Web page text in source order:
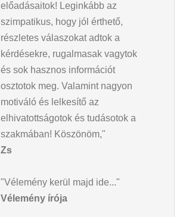
előadásaitok! Leginkább az
szimpatikus, hogy jól érthető,
részletes válaszokat adtok a
kérdésekre, rugalmasak vagytok
és sok hasznos információt
osztotok meg. Valamint nagyon
motiváló és lelkesítő az
elhivatottságotok és tudásotok a
szakmában! Köszönöm,"
Zs
"Vélemény kerül majd ide..."
Vélemény írója